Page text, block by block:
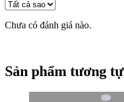
Chưa có đánh giá nào.
Sản phẩm tương tự